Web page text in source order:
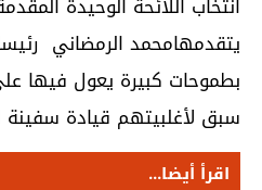
يتقدمهامحمد الرمضاني
بطموحات كبيرة يعول فيها
سبق لأغلبيتهم قيادة سفينة
اقرأ أيضا...